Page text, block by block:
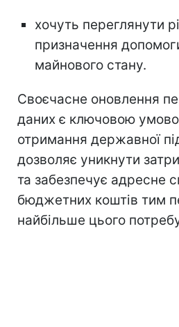
хочуть переглянути
призначення
майнового стану.
Своєчасне оновлення
даних є ключовою
отримання державної
дозволяє уникнути
та забезпечує адресне
бюджетних коштів тим
найбільше цього